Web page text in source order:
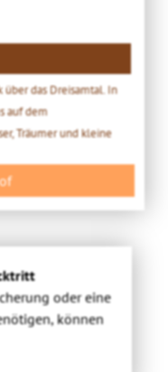
über das Dreisamtal. In
auf dem
Träumer und kleine
oder eine
können